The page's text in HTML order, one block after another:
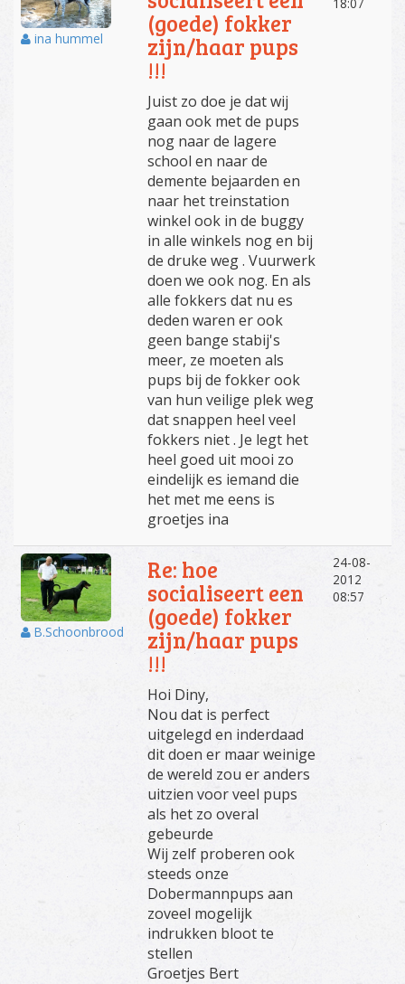
ina hummel
(goede) fokker
zijn/haar pups
!!!
Juist zo doe je dat wij
gaan ook met de pups
nog naar de lagere
school en naar de
demente bejaarden en
naar het treinstation
winkel ook in de buggy
in alle winkels nog en bij
de druke weg . Vuurwerk
doen we ook nog. En als
alle fokkers dat nu es
deden waren er ook
geen bange stabij's
meer, ze moeten als
pups bij de fokker ook
van hun veilige plek weg
dat snappen heel veel
fokkers niet . Je legt het
heel goed uit mooi zo
eindelijk es iemand die
het met me eens is
groetjes ina
B.Schoonbrood
Re: hoe
socialiseert een
(goede) fokker
zijn/haar pups
!!!
Hoi Diny,
Nou dat is perfect
uitgelegd en inderdaad
dit doen er maar weinige
de wereld zou er anders
uitzien voor veel pups
als het zo overal
gebeurde
Wij zelf proberen ook
steeds onze
Dobermannpups aan
zoveel mogelijk
indrukken bloot te
stellen
Groetjes Bert
24-08-
2012
08:57